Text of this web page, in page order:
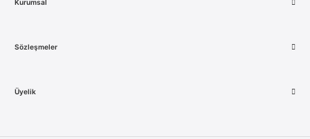
Kurumsal
Sözleşmeler
Üyelik